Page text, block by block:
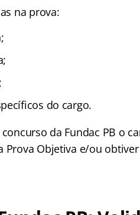
na prova:
do cargo.
da Fundac PB o
Prova Objetiva e/ou